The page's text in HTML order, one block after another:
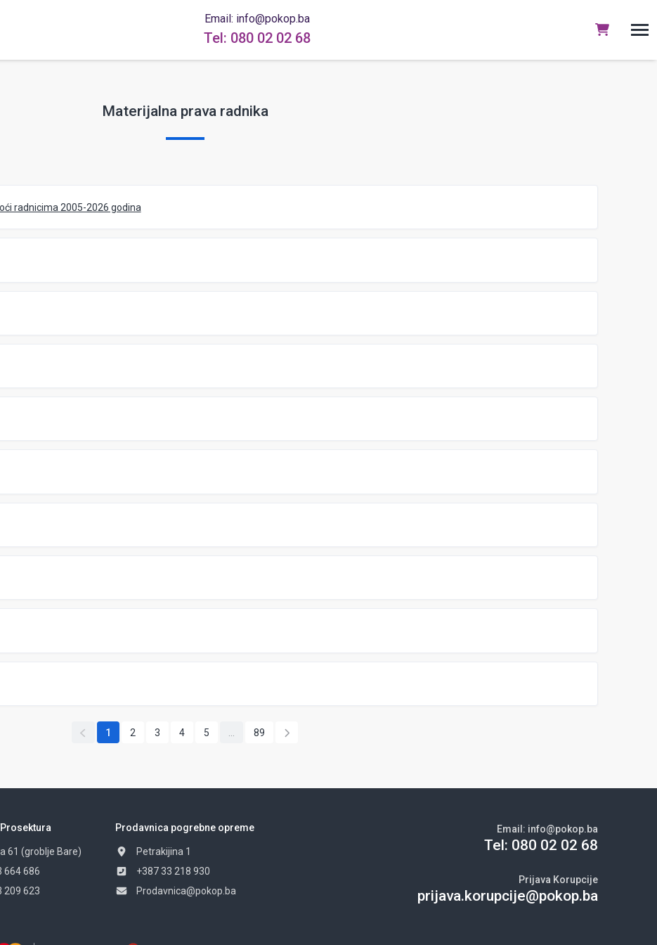
Email: info@pokop.ba
Tel: 080 02 02 68
Materijalna prava radnika
radnicima 2005-2026 godina
1 2 3 4 5 89
61 (groblje Bare)
664 686
209 623
Prodavnica pogrebne opreme
Petrakijina 1
+387 33 218 930
Prodavnica@pokop.ba
Email: info@pokop.ba
Tel: 080 02 02 68
Prijava Korupcije
prijava.korupcije@pokop.ba